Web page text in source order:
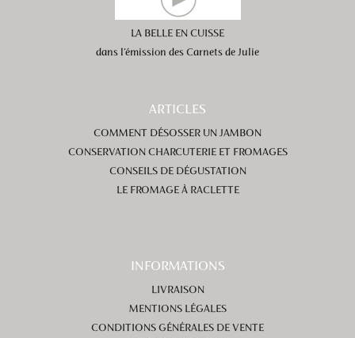
LA BELLE EN CUISSE
dans l’émission des Carnets de Julie
ARTICLES
COMMENT DÉSOSSER UN JAMBON
CONSERVATION CHARCUTERIE ET FROMAGES
CONSEILS DE DÉGUSTATION
LE FROMAGE À RACLETTE
INFORMATIONS
LIVRAISON
MENTIONS LÉGALES
CONDITIONS GÉNÉRALES DE VENTE